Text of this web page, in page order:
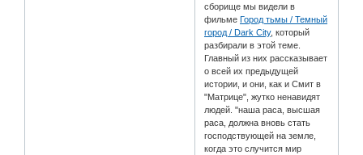
сборище мы видели в
фильмеГород тьмы / Темный
город / Dark City, который
разбирали в этой теме.
Главный из них рассказывает
о всей их предыдущей
истории, и они, как и Смит в
"Матрице", жутко ненавидят
людей. "наша раса, высшая
раса, должна вновь стать
господствующей на земле,
когда это случится мир